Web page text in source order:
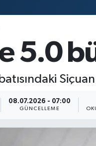
5.0
08.07.2026 - 07:00
GÜNCELLEME